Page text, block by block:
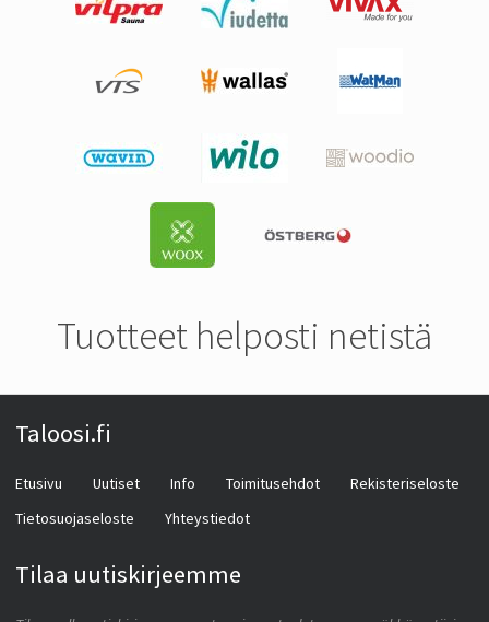
Tuotteet helposti netistä
Taloosi.fi
Etusivu Uutiset Info Toimitusehdot
Rekisteriseloste
Tietosuojaseloste
Yhteystiedot
Tilaa uutiskirjeemme